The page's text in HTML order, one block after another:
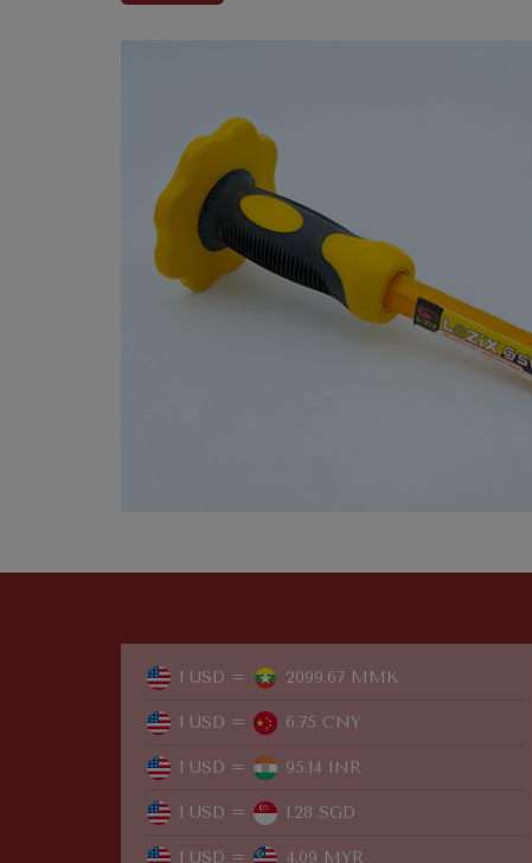
1 USD = 2099.67 MMK
1 USD = 6.75 CNY
1 USD = 95.14 INR
1 USD = 1.28 SGD
1 USD = 4.09 MYR